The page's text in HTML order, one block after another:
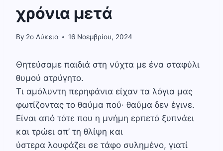
χρόνια μετά
By 2o Λύκειο 16 Νοεμβρίου, 2024
Θητεύσαμε παιδιά στη νύχτα με ένα σταφύλι
θυμού ατρύγητο.
Τι αμό­λυντη περηφάνια είχαν τα λόγια μας
φωτίζοντας το θαύμα πού· θαύμα δεν έγινε.
Είναι από τότε που η μνήμη ερπετό ξυπνάει
και τρώει απ’ τη θλίψη και
ύστερα λουφάζει σε τάφο συλημένο, γιατί